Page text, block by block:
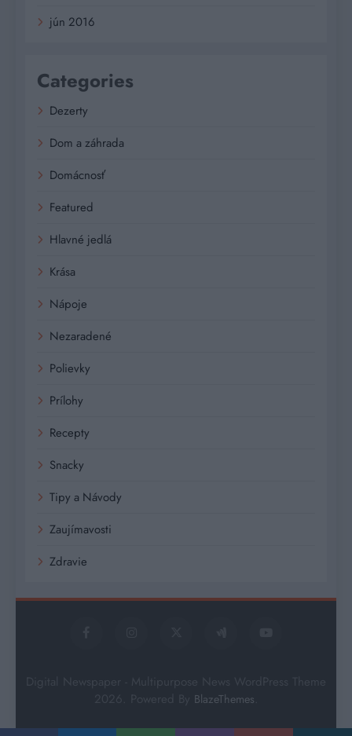
jún 2016
Categories
Dezerty
Dom a záhrada
Domácnosť
Featured
Hlavné jedlá
Krása
Nápoje
Nezaradené
Polievky
Prílohy
Recepty
Snacky
Tipy a Návody
Zaujímavosti
Zdravie
BlazeThemes